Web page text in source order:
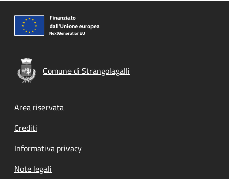
Comune di Strangolagalli
Footer menu
Area riservata
Crediti
Informativa privacy
Note legali